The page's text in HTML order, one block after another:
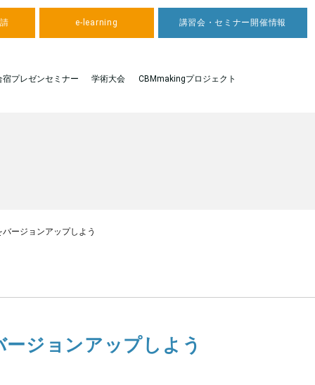
e-learning 講習会・セミナー開催情報
宿プレゼンセミナー 学術大会 CBMmakingプロジェクト
ージョンアップしよう
ジョンアップしよう